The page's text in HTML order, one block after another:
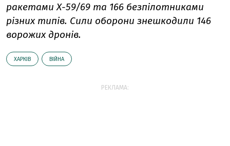
ракетами Х-59/69 та 166 безпілотниками
різних типів. Сили оборони знешкодили 146
ворожих дронів.
ХАРКІВ ВІЙНА
РЕКЛАМА: